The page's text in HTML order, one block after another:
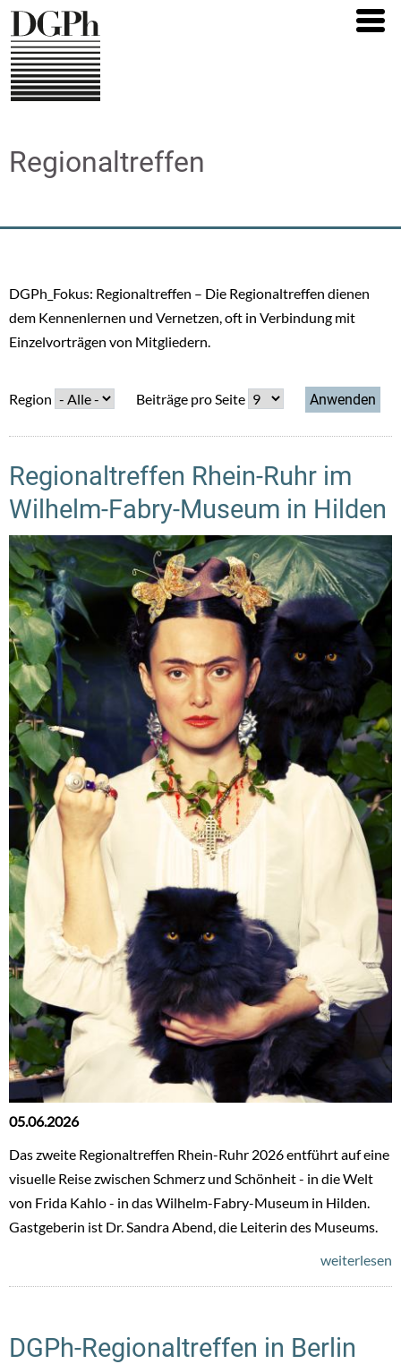
Direkt
zum
Inhalt
Regionaltreffen
DGPh_Fokus: Regionaltreffen – Die Regionaltreffen dienen
dem Kennenlernen und Vernetzen, oft in Verbindung mit
Einzelvorträgen von Mitgliedern.
Region Beiträge pro Seite
Regionaltreffen Rhein-Ruhr im
Wilhelm-Fabry-Museum in Hilden
05.06.2026
Das zweite Regionaltreffen Rhein-Ruhr 2026 entführt auf eine
visuelle Reise zwischen Schmerz und Schönheit - in die Welt
von Frida Kahlo - in das Wilhelm-Fabry-Museum in Hilden.
Gastgeberin ist Dr. Sandra Abend, die Leiterin des Museums.
weiterlesen
DGPh-Regionaltreffen in Berlin